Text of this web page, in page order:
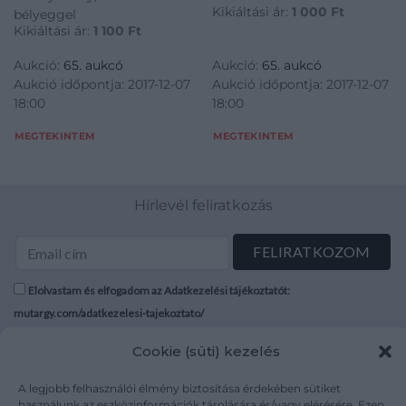
Cookie (süti) kezelés
A legjobb felhasználói élmény biztosítása érdekében sütiket
bélyeggel
Kikiáltási ár: 1 100 Ft
Aukció: 65. aukcó
Aukció időpontja: 2017-12-07
18:00
MEGTEKINTEM
Kikiáltási ár: 1 000 Ft
Aukció: 65. aukcó
Aukció időpontja: 2017-12-07
18:00
MEGTEKINTEM
Hírlevél feliratkozás
Elolvastam és elfogadom az Adatkezelési tájékoztatót:
mutargy.com/adatkezelesi-tajekoztato/
Médiaajánlat
Áraink
ÁSZF